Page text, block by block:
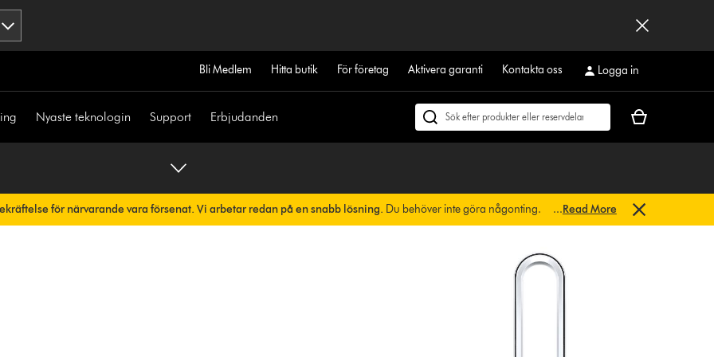
Bli Medlem Hitta butik För företag Aktivera garanti Kontakta oss Logga in
Nyaste teknologin Support Erbjudanden
Sök
Kundvagnen
för närvarande vara försenat. Vi arbetar redan på en snabb lösning. Du behöver inte göra någonting.
...Read More